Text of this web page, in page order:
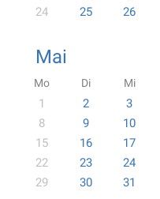
24
25 26
Mai
Mo Di Mi
1 2 3
8
9 10
15
16 17
22
23 24
29
30 31